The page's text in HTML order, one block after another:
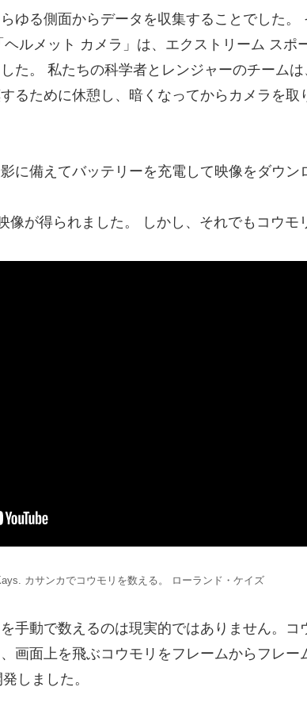
ゆる側面からデータを収集することでした
ヘルメット カメラ」は、エクストリーム ス
た。 私たちの科学者とレンジャーのチーム
るために休憩し、暗くなってからカメラを
に備えてバッテリーを充電して映像をダウン
像が得られました。 しかし、それでもコウモ
カサンカでコウモリを数える。 ローランド・ケイズ
手動で数えるのは現実的ではありません。
画面上を飛ぶコウモリをフレームからフレ
しました。